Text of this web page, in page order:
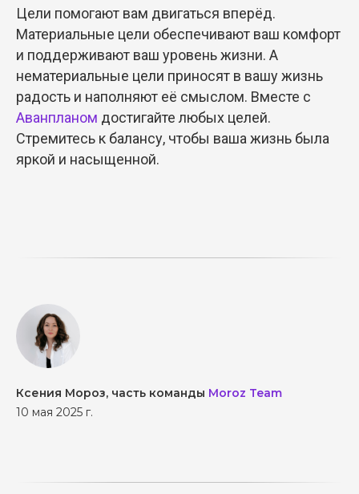
Цели помогают вам двигаться вперёд.
Материальные цели обеспечивают ваш комфорт
и поддерживают ваш уровень жизни. А
нематериальные цели приносят в вашу жизнь
радость и наполняют её смыслом. Вместе с
Аванпланом достигайте любых целей.
Стремитесь к балансу, чтобы ваша жизнь была
яркой и насыщенной.
Ксения Мороз, часть команды Moroz Team
10 мая 2025 г.